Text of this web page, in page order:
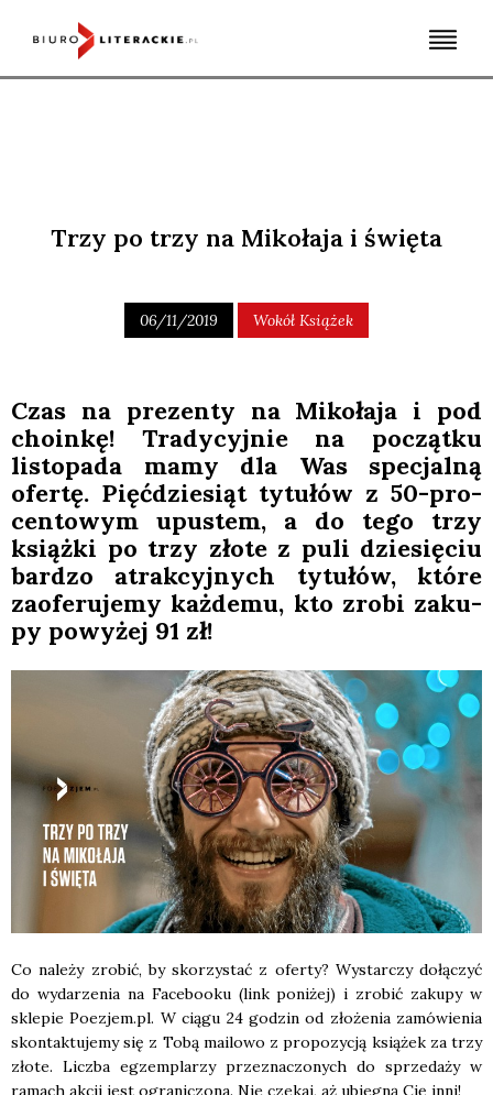
Trzy po trzy na Mikołaja i święta
06/11/2019 Wokół Książek
Czas na pre­zen­ty na Miko­ła­ja i pod
cho­in­kę! Tra­dy­cyj­nie na począt­ku
listo­pa­da mamy dla Was spe­cjal­ną
ofer­tę. Pięć­dzie­siąt tytu­łów z 50-pro­
cen­to­wym upu­stem, a do tego trzy
książ­ki po trzy zło­te z puli dzie­się­ciu
bar­dzo atrak­cyj­nych tytu­łów, któ­re
zaofe­ru­je­my każ­de­mu, kto zro­bi zaku­
py powy­żej 91 zł!
Co nale­ży zro­bić, by sko­rzy­stać z ofer­ty? Wystar­czy dołą­czyć
do wyda­rze­nia na Face­bo­oku (link poni­żej) i zro­bić zaku­py w
skle­pie Poezjem.pl. W cią­gu 24 godzin od zło­że­nia zamó­wie­nia
skon­tak­tu­je­my się z Tobą mailo­wo z pro­po­zy­cją ksią­żek za trzy
zło­te. Licz­ba egzem­pla­rzy prze­zna­czo­nych do sprze­da­ży w
ramach akcji jest ogra­ni­czo­na. Nie cze­kaj, aż ubie­gną Cię inni!